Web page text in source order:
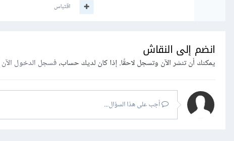
اقتباس
انضم إلى النقاش
يمكنك أن تنشر الآن وتسجل لاحقًا. إذا كان لديك حساب،فسجل الدخول الآن
أجب على هذا السؤال...